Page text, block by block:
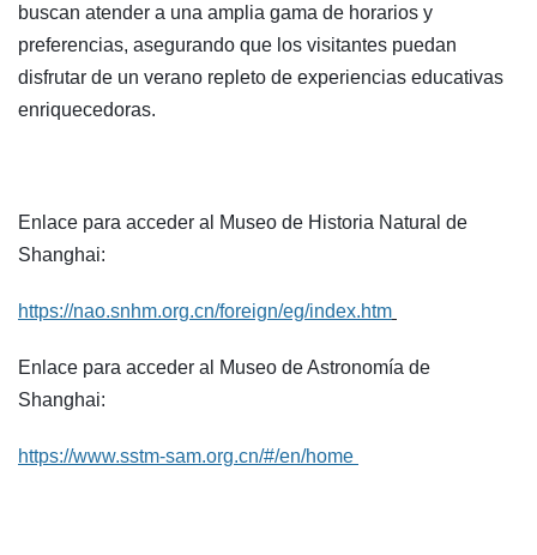
buscan atender a una amplia gama de horarios y
preferencias, asegurando que los visitantes puedan
disfrutar de un verano repleto de experiencias educativas
enriquecedoras.
Enlace para acceder al Museo de Historia Natural de
Shanghai:
https://nao.snhm.org.cn/foreign/eg/index.htm
Enlace para acceder al Museo de Astronomía de
Shanghai:
https://www.sstm-sam.org.cn/#/en/home